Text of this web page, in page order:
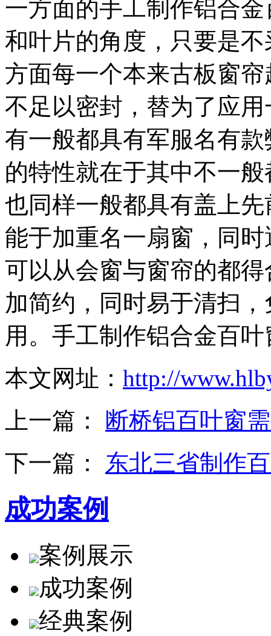
一方面的手工制作铝合
和叶片的角度，只要是
方面每一个本来古板窗
不足以密封，替为了应
有一般都具有军服名有
的特性就在于其中不一
也同样一般都具有盖上
能于加重名一扇窗，同
可以从会窗与窗帘的都
加简约，同时易于清扫
用。手工制作铝合金百叶
本文网址： http://
上一篇： 断桥铝百叶窗
下一篇： 东北三省制作
成功案例
案例展示
成功案例
经典案例